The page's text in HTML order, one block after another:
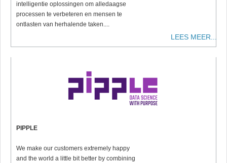
intelligentie oplossingen om alledaagse
processen te verbeteren en mensen te
ontlasten van herhalende taken....
LEES MEER...
PIPPLE
We make our customers extremely happy
and the world a little bit better by combining